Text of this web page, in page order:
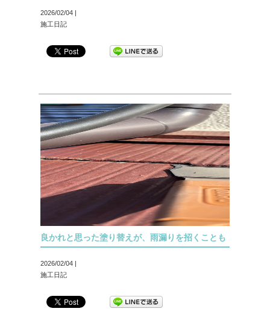
2026/02/04 |
施工日記
良かれと思った塗り替えが、雨漏りを招くことも
2026/02/04 |
施工日記